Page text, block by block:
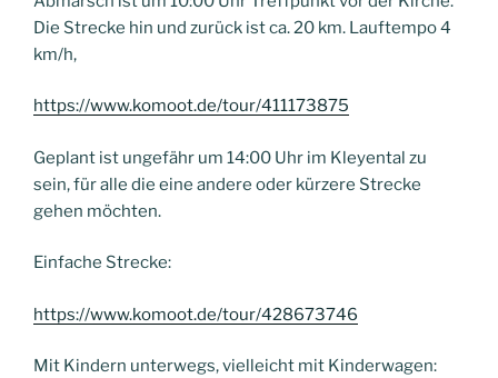
Die Strecke hin und zurück ist ca. 20 km. Lauftempo 4
km/h,
https://www.komoot.de/tour/411173875
Geplant ist ungefähr um 14:00 Uhr im Kleyental zu
sein, für alle die eine andere oder kürzere Strecke
gehen möchten.
Einfache Strecke:
https://www.komoot.de/tour/428673746
Mit Kindern unterwegs, vielleicht mit Kinderwagen: